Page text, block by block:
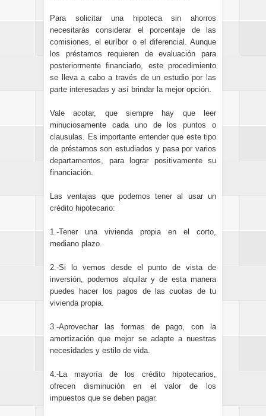
Para solicitar una hipoteca sin ahorros
necesitarás considerar el porcentaje de las
comisiones, el euríbor o el diferencial. Aunque
los préstamos requieren de evaluación para
posteriormente financiarlo, este procedimiento
se lleva a cabo a través de un estudio por las
parte interesadas y así brindar la mejor opción.
Vale acotar, que siempre hay que leer
minuciosamente cada uno de los puntos o
clausulas. Es importante entender que este tipo
de préstamos son estudiados y pasa por varios
departamentos, para lograr positivamente su
financiación.
Las ventajas que podemos tener al usar un
crédito hipotecario:
1.-Tener una vivienda propia en el corto,
mediano plazo.
2.-Si lo vemos desde el punto de vista de
inversión, podemos alquilar y de esta manera
puedes hacer los pagos de las cuotas de tu
vivienda propia.
3.-Aprovechar las formas de pago, con la
amortización que mejor se adapte a nuestras
necesidades y estilo de vida.
4.-La mayoría de los crédito hipotecarios,
ofrecen disminución en el valor de los
impuestos que se deben pagar.